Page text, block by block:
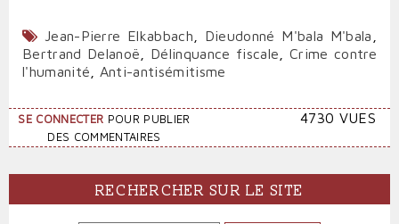
Jean-Pierre Elkabbach Dieudonné M'bala M'bala
Bertrand Delanoë
Délinquance fiscale ,Crime contre
l'humanité
Anti-antisémitisme
SE CONNECTER POUR PUBLIER
DES COMMENTAIRES
4730 VUES
RECHERCHER SUR LE SITE